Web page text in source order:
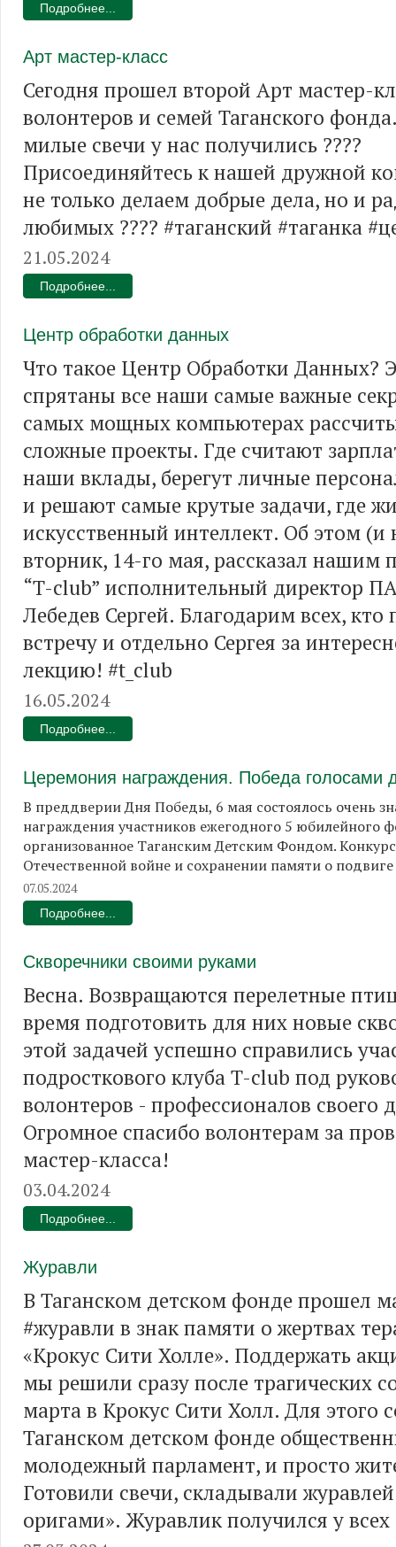
Подробнее...
Арт мастер-класс
Сегодня прошел второй Арт мастер-
волонтеров и семей Таганского
милые свечи у нас получились ????
Присоединяйтесь к нашей дружной
не только делаем добрые дела, но и
любимых ???? #таганский #таганка
21.05.2024
Подробнее...
Центр обработки данных
Что такое Центр Обработки Данных?
спрятаны все наши самые важные
самых мощных компьютерах
сложные проекты. Где считают
наши вклады, берегут личные
и решают самые крутые задачи, где
искусственный интеллект. Об этом (и
вторник, 14-го мая, рассказал нашим
“T-club” исполнительный директор
Лебедев Сергей. Благодарим всех,
встречу и отдельно Сергея за
лекцию! #t_club
16.05.2024
Подробнее...
Церемония награждения. Победа голосами
В преддверии Дня Победы, 6 мая состоялось очень
награждения участников ежегодного 5 юбилейного
организованное Таганским Детским Фондом.
Отечественной войне и сохранении памяти о
07.05.2024
Подробнее...
Скворечники своими руками
Весна. Возвращаются перелетные
время подготовить для них новые
этой задачей успешно справились
подросткового клуба T-club под
волонтеров - профессионалов своего
Огромное спасибо волонтерам за
мастер-класса!
03.04.2024
Подробнее...
Журавли
В Таганском детском фонде прошел
#журавли в знак памяти о жертвах
«Крокус Сити Холле». Поддержать
мы решили сразу после трагических
марта в Крокус Сити Холл. Для этого
Таганском детском фонде
молодежный парламент, и просто
Готовили свечи, складывали
оригами». Журавлик получился у всех